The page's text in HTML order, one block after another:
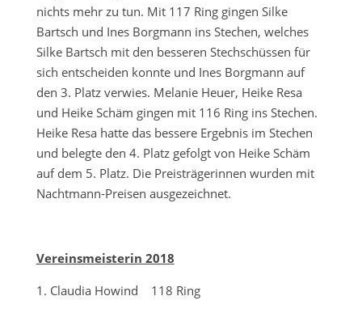
nichts mehr zu tun. Mit 117 Ring gingen Silke
Bartsch und Ines Borgmann ins Stechen, welches
Silke Bartsch mit den besseren Stechschüssen für
sich entscheiden konnte und Ines Borgmann auf
den 3. Platz verwies. Melanie Heuer, Heike Resa
und Heike Schäm gingen mit 116 Ring ins Stechen.
Heike Resa hatte das bessere Ergebnis im Stechen
und belegte den 4. Platz gefolgt von Heike Schäm
auf dem 5. Platz. Die Preisträgerinnen wurden mit
Nachtmann-Preisen ausgezeichnet.
Vereinsmeisterin 2018
1. Claudia Howind 118 Ring